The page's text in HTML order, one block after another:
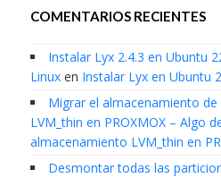
COMENTARIOS RECIENTES
Instalar Lyx 2.4.3 en Ubuntu
Linuxen Instalar Lyx en Ubuntu
Migrar el almacenamiento
LVM_thin en PROXMOX – Algo
almacenamiento LVM_thin en
Desmontar todas las